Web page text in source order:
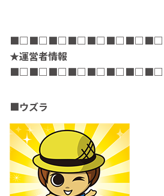
■□■□■□■□■□■□■□■□
★運営者情報
■□■□■□■□■□■□■□■□
■ウズラ